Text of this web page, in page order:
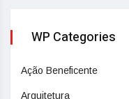
WP Categories
Ação Beneficente
Arquitetura